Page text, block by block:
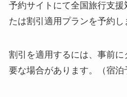
予約サイトにて全国旅行支援
たは割引適用プランを予約し
割引を適用するには、事前
要な場合があります。（宿泊